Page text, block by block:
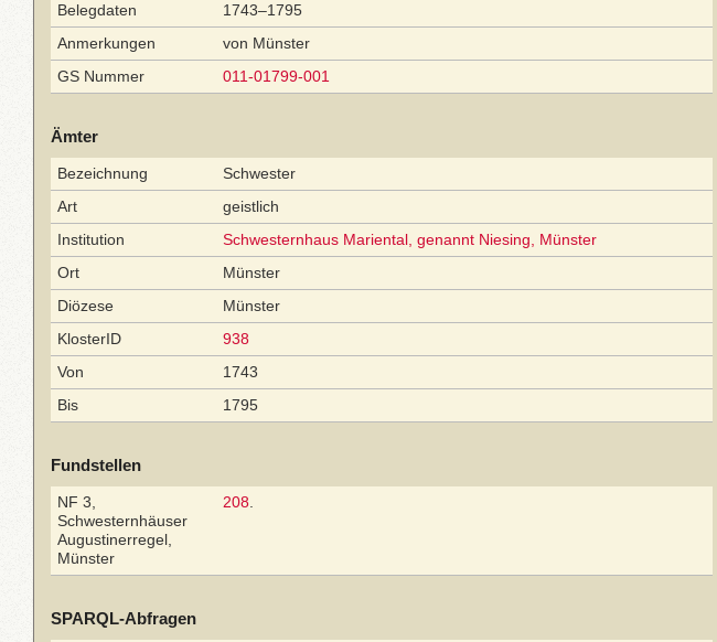
Belegdaten
1743–1795
Anmerkungen
von Münster
GS Nummer
011-01799-001
Ämter
Bezeichnung
Schwester
Art
geistlich
Institution
Schwesternhaus Mariental, genannt Niesing, Münster
Ort
Münster
Diözese
Münster
KlosterID
938
Von
1743
Bis
1795
Fundstellen
NF 3,
Schwesternhäuser
Augustinerregel,
Münster
208
SPARQL-Abfragen